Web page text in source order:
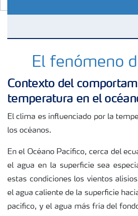
Productos
Portafolio de Agricultura Digital
Almacenaje y manejo de
Cultivos
Deficiencias
El fenómeno
Contexto del
temperatura en el
El clima es influenciado por la
los océanos.
En el Océano Pacífico, cerca del
el agua en la superficie sea
estas condiciones los vientos
el agua caliente de la superficie
pacifico, y el agua más fría del